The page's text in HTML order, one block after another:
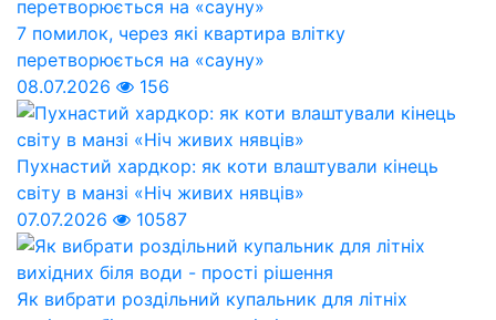
7 помилок, через які квартира влітку
перетворюється на «сауну»
08.07.2026
156
Пухнастий хардкор: як коти влаштували кінець
світу в манзі «Ніч живих нявців»
07.07.2026
10587
Як вибрати роздільний купальник для літніх